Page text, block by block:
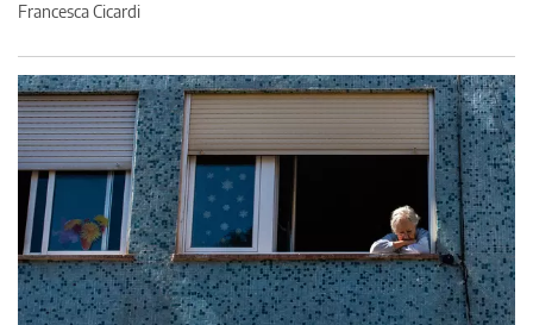
Francesca Cicardi